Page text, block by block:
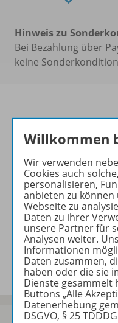
Hinweis zu
Bei Bezahlung über
keine
Informationen
Beschreibung
Ergänzende
folgenden
Willkommen
Wir verwenden
Cookies auch
personalisieren,
anbieten zu
Webseite zu
Daten zu ihrer
unsere Partner für
Analysen weiter.
Informationen
Daten zusammen,
haben oder die sie
Dienste gesammelt
Buttons „Alle
Datenerhebung
DSGVO, § 25